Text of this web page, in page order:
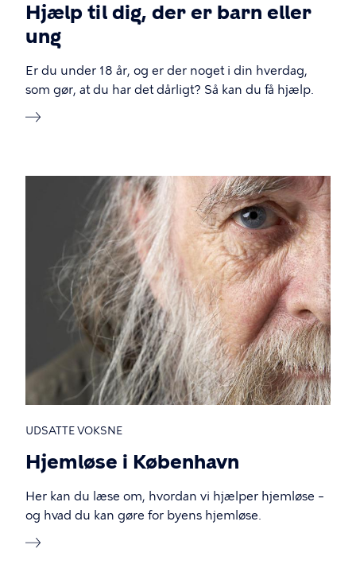
Hjælp til dig, der er barn eller
ung
Er du under 18 år, og er der noget i din hverdag,
som gør, at du har det dårligt? Så kan du få hjælp.
UDSATTE VOKSNE
Hjemløse i København
Her kan du læse om, hvordan vi hjælper hjemløse –
og hvad du kan gøre for byens hjemløse.